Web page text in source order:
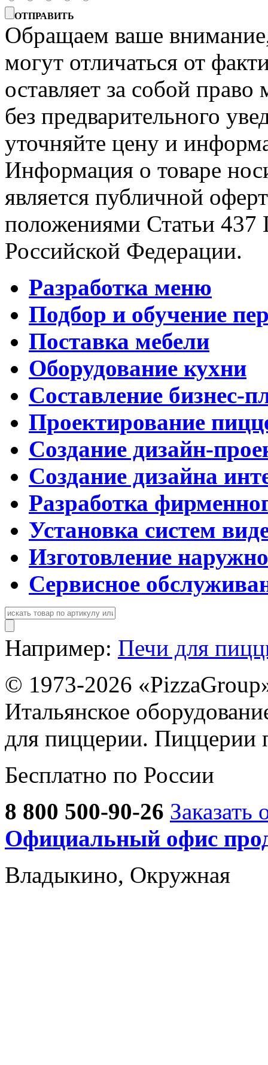
ОТПРАВИТЬ
Обращаем ваше
могут отличаться от
оставляет за собой право
без предварительного
уточняйте цену и
Информация о товаре
является публичной
положениями Статьи 437
Российской Федерации.
Разработка меню
Подбор и обучение
Поставка мебели
Оборудование кухни
Составление бизнес-
Проектирование
Создание дизайн-
Создание дизайна
Разработка
Установка систем
Изготовление
Сервисное
Например: Печи для
© 1973-2026
Итальянское
для пиццерии. Пиццерии
Бесплатно по России
8 800 500-90-26 Заказать
Официальный офис
Владыкино, Окружная